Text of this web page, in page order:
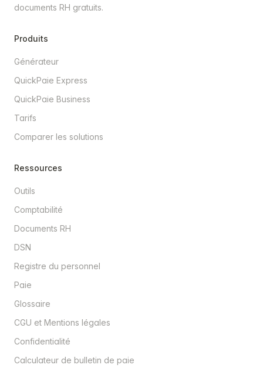
documents RH gratuits.
Produits
Générateur
QuickPaie Express
QuickPaie Business
Tarifs
Comparer les solutions
Ressources
Outils
Comptabilité
Documents RH
DSN
Registre du personnel
Paie
Glossaire
CGU et Mentions légales
Confidentialité
Calculateur de bulletin de paie